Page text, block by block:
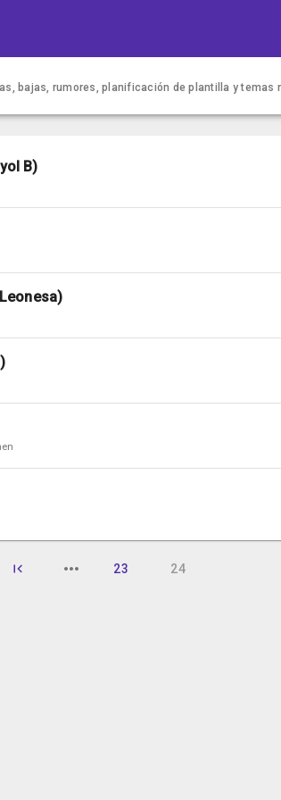
bajas, rumores, planificación de plantilla y temas
B)
23 24